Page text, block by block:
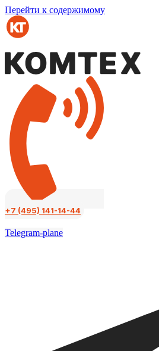
Перейти к содержимому
+7 (495) 141-14-44
Telegram-plane